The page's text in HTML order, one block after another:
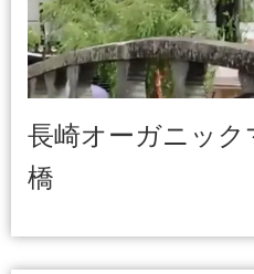
長崎オーガニッ
橋